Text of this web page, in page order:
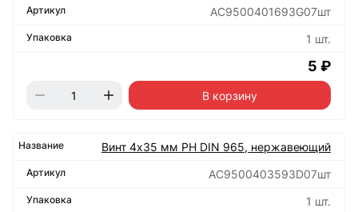
АС9500401693G07шт
1 шт.
5 ₽
В корзину
Винт 4х35 мм РН DIN 965, нержавеющий
АС9500403593D07шт
1 шт.